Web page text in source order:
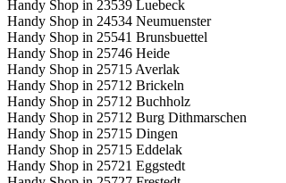
Handy Shop in 23539 Luebeck
Handy Shop in 24534 Neumuenster
Handy Shop in 25541 Brunsbuettel
Handy Shop in 25746 Heide
Handy Shop in 25715 Averlak
Handy Shop in 25712 Brickeln
Handy Shop in 25712 Buchholz
Handy Shop in 25712 Burg Dithmarschen
Handy Shop in 25715 Dingen
Handy Shop in 25715 Eddelak
Handy Shop in 25721 Eggstedt